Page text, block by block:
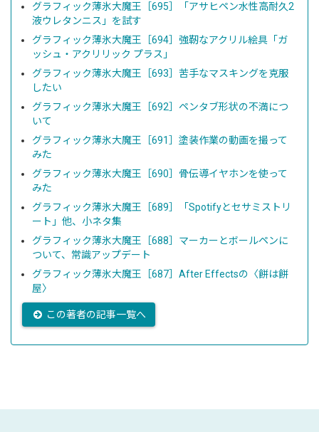
グラフィック薄氷大魔王［695］「アサヒペン水性高耐久2
液ウレタンニス」を試す
グラフィック薄氷大魔王［694］強靭なアクリル絵具「ガ
ッシュ・アクリリック プラス」
グラフィック薄氷大魔王［693］苦手なマスキングを克服
したい
グラフィック薄氷大魔王［692］ペンタブ形状の不満につ
いて
グラフィック薄氷大魔王［691］塗装作業の動画を撮って
みた
グラフィック薄氷大魔王［690］骨伝導イヤホンを使って
みた
グラフィック薄氷大魔王［689］「Spotifyとセサミストリ
ート」他、小ネタ集
グラフィック薄氷大魔王［688］マーカーとボールペンに
ついて、常識アップデート
グラフィック薄氷大魔王［687］After Effectsの〈餅は餅
屋〉
この著者の記事一覧へ